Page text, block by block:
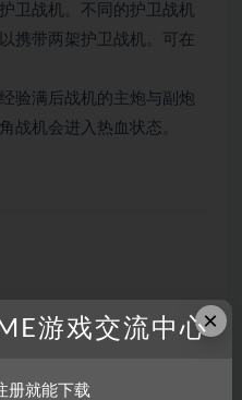
卫战机。不同的护卫战机
携带两架护卫战机。可在
验满后战机的主炮与副炮
战机会进入热血状态。
8,Windows 10
×
游戏交流中心
册就能下载